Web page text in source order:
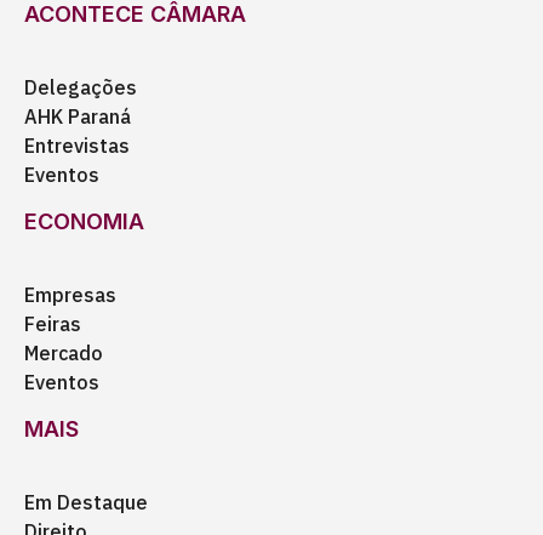
ACONTECE CÂMARA
Delegações
AHK Paraná
Entrevistas
Eventos
ECONOMIA
Empresas
Feiras
Mercado
Eventos
MAIS
Em Destaque